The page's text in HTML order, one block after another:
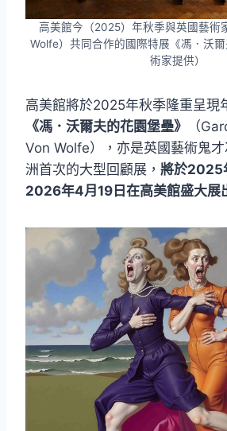
高美館今（2025）年秋季與英國藝術
Wolfe）共同合作的國際特展《馮．沃
術家提供）
高美館將於2025年秋季隆重呈現
《馮．沃爾夫的花園堡壘》
（
Von Wolfe），亦是英國藝術鬼
洲首次的大型回顧展， 將於2025
2026年4月19日在高美館盛大展